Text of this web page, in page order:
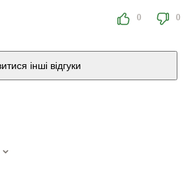
0 0
інші відгуки